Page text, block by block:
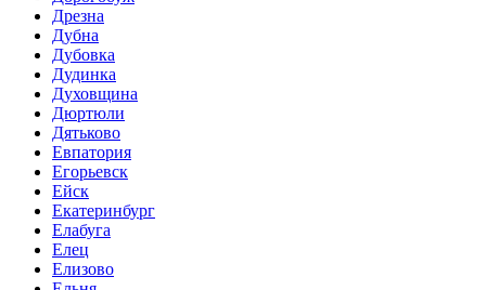
Дрезна
Дубна
Дубовка
Дудинка
Духовщина
Дюртюли
Дятьково
Евпатория
Егорьевск
Ейск
Екатеринбург
Елабуга
Елец
Елизово